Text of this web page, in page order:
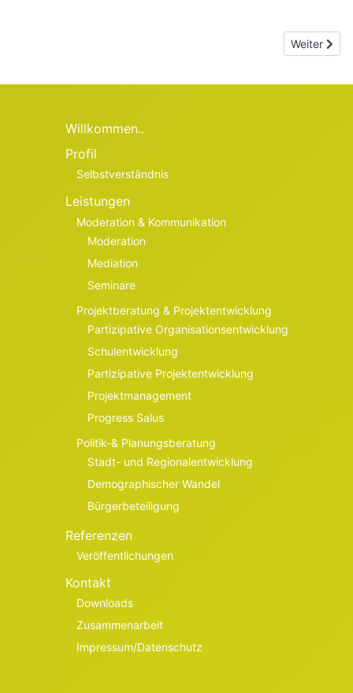
Nächster
Weiter
Willkommen..
Profil
Selbstverständnis
Leistungen
Moderation & Kommunikation
Moderation
Mediation
Seminare
Projektberatung & Projektentwicklung
Partizipative Organisationsentwicklung
Schulentwicklung
Partizipative Projektentwicklung
Projektmanagement
Progress Salus
Politik-& Planungsberatung
Stadt- und Regionalentwicklung
Demographischer Wandel
Bürgerbeteiligung
Referenzen
Veröffentlichungen
Kontakt
Downloads
Zusammenarbeit
Impressum/Datenschutz